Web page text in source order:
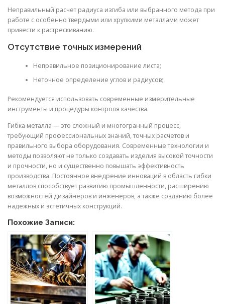
Неправильный расчет радиуса изгиба или выбранного метода при
работе с особенно твердыми или хрупкими металлами может
привести к растрескиванию.
Отсутствие точных измерений
Неправильное позиционирование листа;
Неточное определение углов и радиусов;
Рекомендуется использовать современные измерительные
инструменты и процедуры контроля качества.
Гибка металла — это сложный и многогранный процесс,
требующий профессиональных знаний, точных расчетов и
правильного выбора оборудования. Современные технологии и
методы позволяют не только создавать изделия высокой точности
и прочности, но и существенно повышать эффективность
производства. Постоянное внедрение инноваций в область гибки
металлов способствует развитию промышленности, расширению
возможностей дизайнеров и инженеров, а также созданию более
надежных и эстетичных конструкций.
Похожие Записи: